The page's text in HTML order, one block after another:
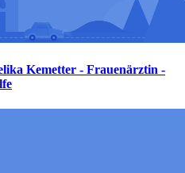
Kemetter - Frauenärztin -